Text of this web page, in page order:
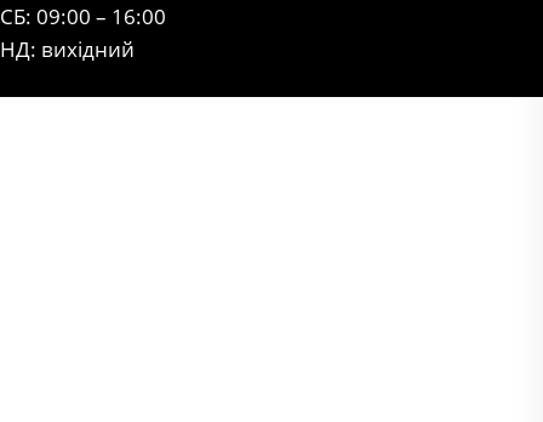
СБ: 09:00 – 16:00
НД: вихідний